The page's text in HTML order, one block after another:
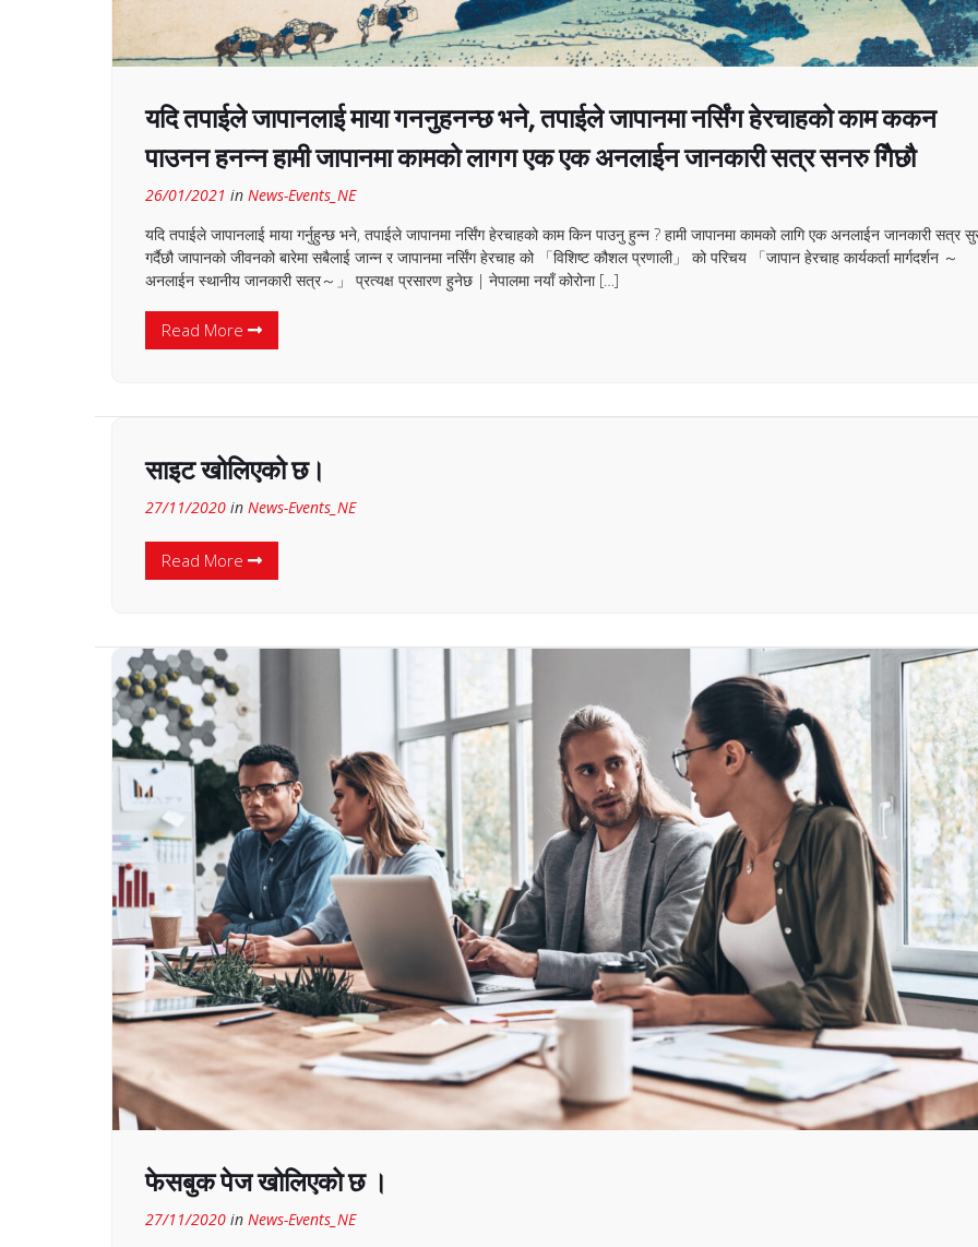
यदि तपाईले जापानलाई माया गननुहनन्छ भने, तपाईले जापानमा नर्सिंग हेरचाहको काम ककन
पाउनन हनन्न हामी जापानमा कामको लागग एक एक अनलाईन जानकारी सत्र सनरु गिैछौ
26/01/2021 in News-Events_NE
यदि तपाईले जापानलाई माया गर्नुहुन्छ भने, तपाईले जापानमा नर्सिंग हेरचाहको काम किन पाउनु हुन्न ? हामी जापानमा कामको लागि एक अनलाईन जानकारी सत्र
गर्दैछौ जापानको जीवनको बारेमा सबैलाई जान्न र जापानमा नर्सिंग हेरचाह को 「विशिष्ट कौशल प्रणाली」 को परिचय 「जापान हेरचाह कार्यकर्ता मार्गदर्शन ～
अनलाईन स्थानीय जानकारी सत्र～」 प्रत्यक्ष प्रसारण हुनेछ | नेपालमा नयाँ कोरोना […]
Read More
साइट खोलिएको छ।
27/11/2020 in News-Events_NE
Read More
फेसबुक पेज खोलिएको छ ।
27/11/2020 in News-Events_NE